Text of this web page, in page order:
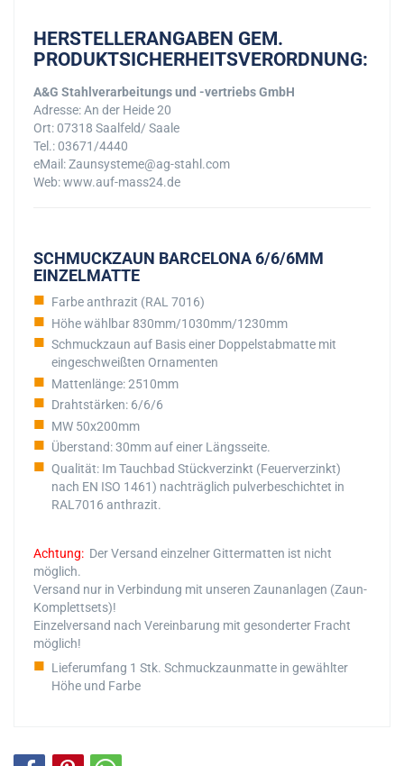
HERSTELLERANGABEN GEM.
PRODUKTSICHERHEITSVERORDNUNG:
A&G Stahlverarbeitungs und -vertriebs GmbH
Adresse: An der Heide 20
Ort: 07318 Saalfeld/ Saale
Tel.: 03671/4440
eMail: Zaunsysteme@ag-stahl.com
Web: www.auf-mass24.de
SCHMUCKZAUN BARCELONA 6/6/6MM
EINZELMATTE
Farbe anthrazit (RAL 7016)
Höhe wählbar 830mm/1030mm/1230mm
Schmuckzaun auf Basis einer Doppelstabmatte mit
eingeschweißten Ornamenten
Mattenlänge: 2510mm
Drahtstärken: 6/6/6
MW 50x200mm
Überstand: 30mm auf einer Längsseite.
Qualität: Im Tauchbad Stückverzinkt (Feuerverzinkt)
nach EN ISO 1461) nachträglich pulverbeschichtet in
RAL7016 anthrazit.
Achtung: Der Versand einzelner Gittermatten ist nicht
möglich.
Versand nur in Verbindung mit unseren Zaunanlagen (Zaun-
Komplettsets)!
Einzelversand nach Vereinbarung mit gesonderter Fracht
möglich!
Lieferumfang 1 Stk. Schmuckzaunmatte in gewählter
Höhe und Farbe